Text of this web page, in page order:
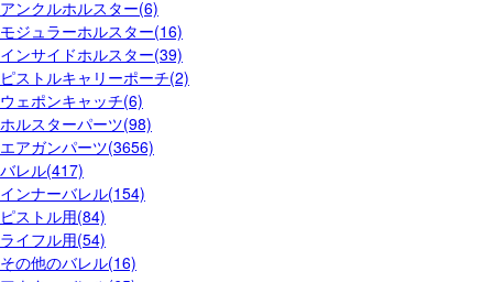
アンクルホルスター(6)
モジュラーホルスター(16)
インサイドホルスター(39)
ピストルキャリーポーチ(2)
ウェポンキャッチ(6)
ホルスターパーツ(98)
エアガンパーツ(3656)
バレル(417)
インナーバレル(154)
ピストル用(84)
ライフル用(54)
その他のバレル(16)